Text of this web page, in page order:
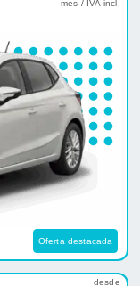
mes / IVA incl.
Oferta destacada
desde